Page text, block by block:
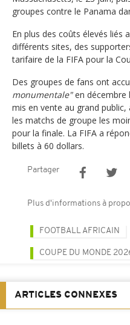
groupes contre le Panama
En plus des coûts élevés liés
différents sites, des
tarifaire de la FIFA pour la
Des groupes de fans ont
monumentale"en décembre
mis en vente au grand
les matchs de groupe les
pour la finale. La FIFA a
billets à 60 dollars.
Partager
Plus d'informations à
FOOTBALL AFRICAIN
COUPE DU MONDE
ARTICLES CONNEXES